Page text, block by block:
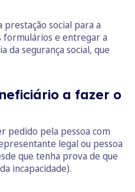
social para a
formulários e entregar a
da segurança social, que
a fazer o
pedido pela pessoa com
legal ou pessoa
que tenha prova de que
incapacidade).